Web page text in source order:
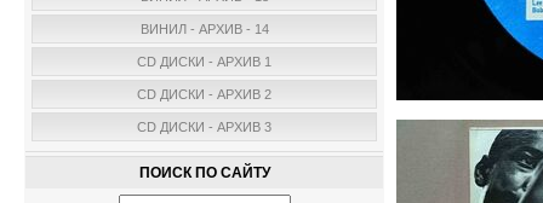
ВИНИЛ - АРХИВ - 14
CD ДИСКИ - АРХИВ 1
CD ДИСКИ - АРХИВ 2
CD ДИСКИ - АРХИВ 3
ПОИСК ПО САЙТУ